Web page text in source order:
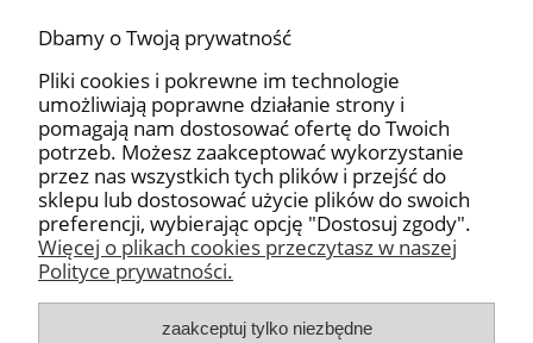
Polecamy :
Do rosołu, sosów, sałatek oraz dań mięsnych i
rybnych. Przyprawa do rosołu ma delikatny,
naturalny, głęboko warzywny i ziołowy aromat.
Uwaga:
Nie zawiera glutaminianu sodu i konserwantów !!!
Moje konto
Dbamy o Twoją prywatność
Pliki cookies i pokrewne im technologie
umożliwiają poprawne działanie strony i
pomagają nam dostosować ofertę do Twoich
potrzeb. Możesz zaakceptować wykorzystanie
przez nas wszystkich tych plików i przejść do
sklepu lub dostosować użycie plików do swoich
preferencji, wybierając opcję "Dostosuj zgody".
Więcej o plikach cookies przeczytasz w naszej
Polityce prywatności.
zaakceptuj tylko niezbędne